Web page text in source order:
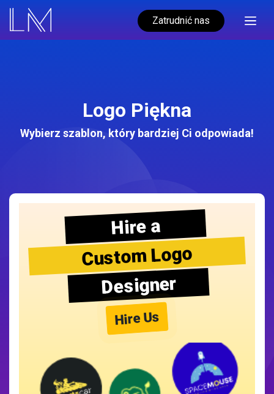
Zatrudnić nas
Logo Piękna
Wybierz szablon, który bardziej Ci odpowiada!
Hire a
Custom Logo
Designer
Hire Us